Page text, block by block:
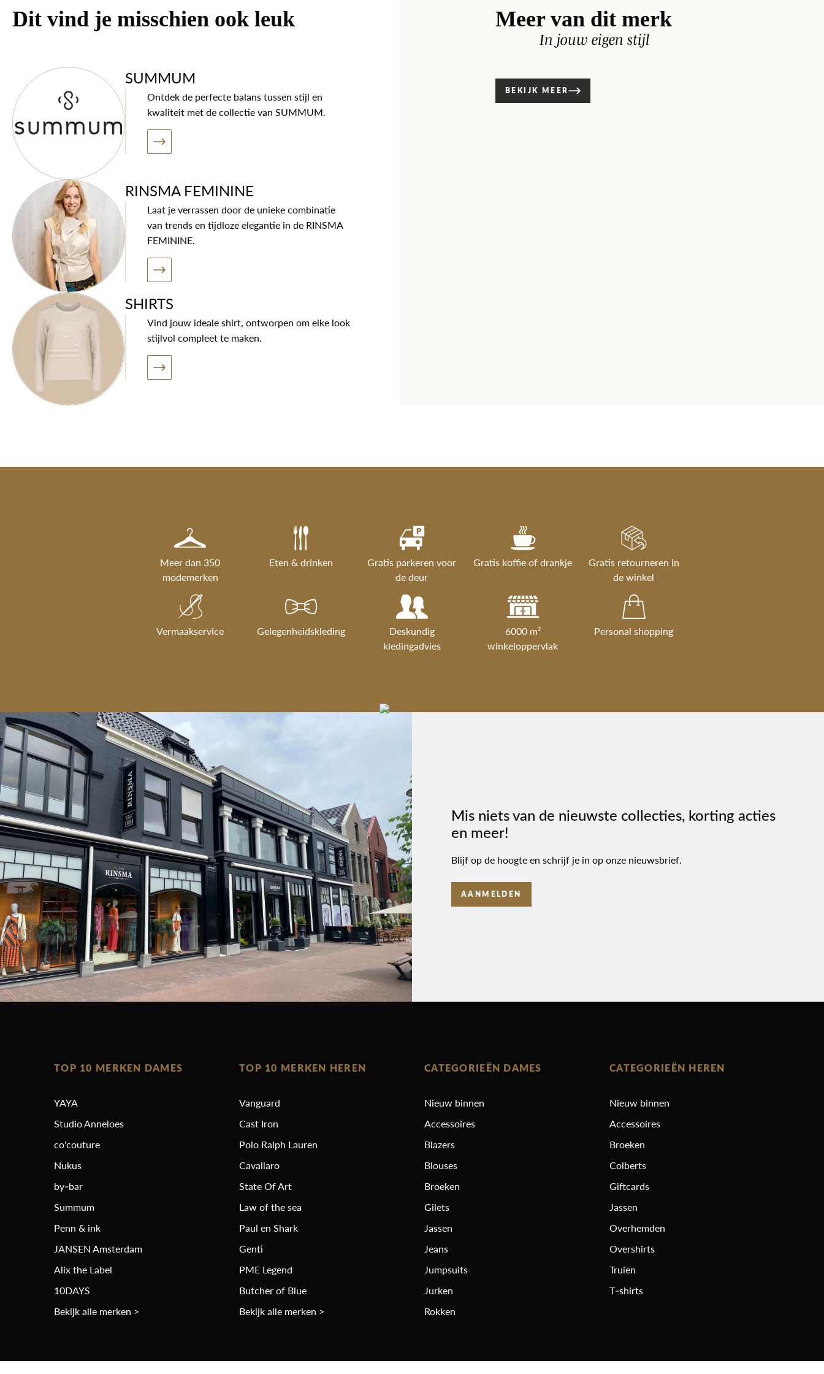
Dit vind je misschien ook leuk
SUMMUM
Ontdek de perfecte balans tussen stijl en
kwaliteit met de collectie van SUMMUM.
RINSMA FEMININE
Laat je verrassen door de unieke combinatie
van trends en tijdloze elegantie in de RINSMA
FEMININE.
SHIRTS
Vind jouw ideale shirt, ontworpen om elke look
stijlvol compleet te maken.
Meer van dit merk
In jouw eigen stijl
BEKIJK MEER
Meer dan 350
modemerken
Eten & drinken
Gratis parkeren voor
de deur
Gratis koffie of drankje
Gratis retourneren in
de winkel
Vermaakservice Gelegenheidskleding
Deskundig
kledingadvies
6000 m²
winkeloppervlak
Personal shopping
Mis niets van de nieuwste collecties, korting acties
en meer!
Blijf op de hoogte en schrijf je in op onze nieuwsbrief.
AANMELDEN
TOP 10 MERKEN DAMES
YAYA
Studio Anneloes
co'couture
Nukus
by-bar
Summum
Penn & ink
JANSEN Amsterdam
Alix the Label
10DAYS
Bekijk alle merken >
TOP 10 MERKEN HEREN
Vanguard
Cast Iron
Polo Ralph Lauren
Cavallaro
State Of Art
Law of the sea
Paul en Shark
Genti
PME Legend
Butcher of Blue
Bekijk alle merken >
CATEGORIEËN DAMES
Nieuw binnen
Accessoires
Blazers
Blouses
Broeken
Gilets
Jassen
Jeans
Jumpsuits
Jurken
Rokken
CATEGORIEËN HEREN
Nieuw binnen
Accessoires
Broeken
Colberts
Giftcards
Jassen
Overhemden
Overshirts
Truien
T-shirts